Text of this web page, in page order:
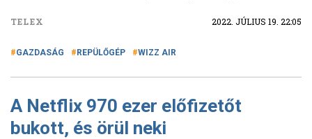
TELEX 2022. JÚLIUS 19. 22:05
GAZDASÁG REPÜLŐGÉP WIZZ AIR
A Netflix 970 ezer előfizetőt
bukott, és örül neki